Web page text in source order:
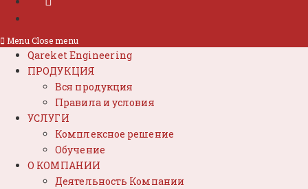
Menu Close menu
Qareket Engineering
ПРОДУКЦИЯ
Вся продукция
Правила и условия
УСЛУГИ
Комплексное решение
Обучение
О КОМПАНИИ
Деятельность Компании